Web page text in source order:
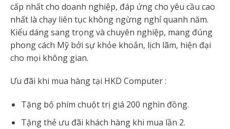
cấp nhất cho doanh nghiệp, đáp ứng cho yêu cầu cao
nhất là chạy liên tục không ngừng nghỉ quanh năm.
Kiểu dáng sang trọng và chuyên nghiệp, mang đúng
phong cách Mỹ bởi sự khỏe khoắn, lịch lãm, hiện đại
cho mọi không gian.
Ưu đãi khi mua hàng tại HKD Computer :
Tặng bộ phím chuột trị giá 200 nghìn đồng.
Tặng thẻ ưu đãi khách hàng khi mua lần 2.